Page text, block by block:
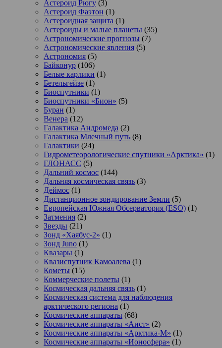
Астероид Рюгу (3)
Астероид Фаэтон (1)
Астероидная защита (1)
Астероиды и малые планеты (35)
Астрономические прогнозы (7)
Астрономические явления (5)
Астрономия (5)
Байконур (106)
Белые карлики (1)
Бетельгейзе (1)
Биоспутники (1)
Биоспутники «Бион» (5)
Буран (1)
Венера (12)
Галактика Андромеда (2)
Галактика Млечный путь (8)
Галактики (24)
Гидрометеорологические спутники «Арктика» (1)
ГЛОНАСС (5)
Дальний космос (144)
Дальняя космическая связь (3)
Деймос (1)
Дистанционное зондирование Земли (5)
Европейская Южная Обсерватория (ESO) (1)
Затмения (2)
Звезды (21)
Зонд «Хаябус-2» (1)
Зонд Juno (1)
Квазары (1)
Квазиспутник Камоалева (1)
Кометы (15)
Коммерческие полеты (1)
Космическая дальняя связь (1)
Космическая система для наблюдения
арктического региона (1)
Космические аппараты (68)
Космические аппараты «Аист» (2)
Космические аппараты «Арктика-М» (1)
Космические аппараты «Ионосфера» (1)